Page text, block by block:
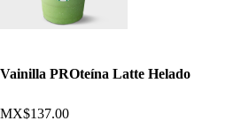
Vainilla PROteína Latte Helado
MX$137.00